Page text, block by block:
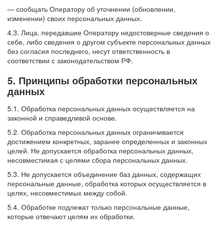
— сообщать Оператору об уточнении (обновлении,
изменении) своих персональных данных.
4.3. Лица, передавшие Оператору недостоверные сведения о
себе, либо сведения о другом субъекте персональных данных
без согласия последнего, несут ответственность в
соответствии с законодательством РФ.
5. Принципы обработки персональных
данных
5.1. Обработка персональных данных осуществляется на
законной и справедливой основе.
5.2. Обработка персональных данных ограничивается
достижением конкретных, заранее определенных и законных
целей. Не допускается обработка персональных данных,
несовместимая с целями сбора персональных данных.
5.3. Не допускается объединение баз данных, содержащих
персональные данные, обработка которых осуществляется в
целях, несовместимых между собой.
5.4. Обработке подлежат только персональные данные,
которые отвечают целям их обработки.